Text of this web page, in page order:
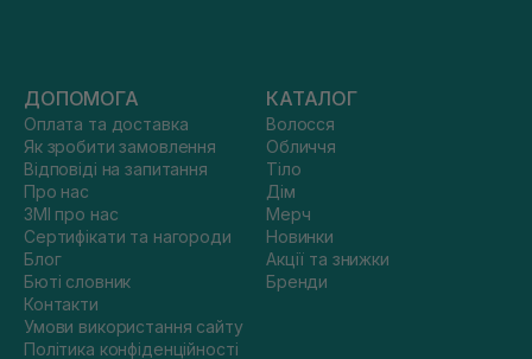
ДОПОМОГА
Оплата та доставка
Як зробити замовлення
Відповіді на запитання
Про нас
ЗМІ про нас
Сертифікати та нагороди
Блог
Бюті словник
Контакти
Умови використання сайту
Політика конфіденційності
КАТАЛОГ
Волосся
Обличчя
Тіло
Дім
Мерч
Новинки
Акції та знижки
Бренди